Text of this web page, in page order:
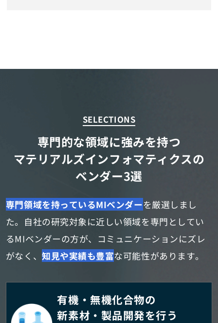
SELECTIONS
専門的な領域に強みを持つ
マテリアルズインフォマティクスの
ベンダー3選
専門領域を持っているMIベンダーを厳選しまし
た。 自社の研究対象に近しい領域を専門としてい
るMIベンダーの方が、 コミュニケーションにズレ
がなく、知見や実績も豊富な可能性があります。
有機・無機化合物の
新素材・製品開発を行う